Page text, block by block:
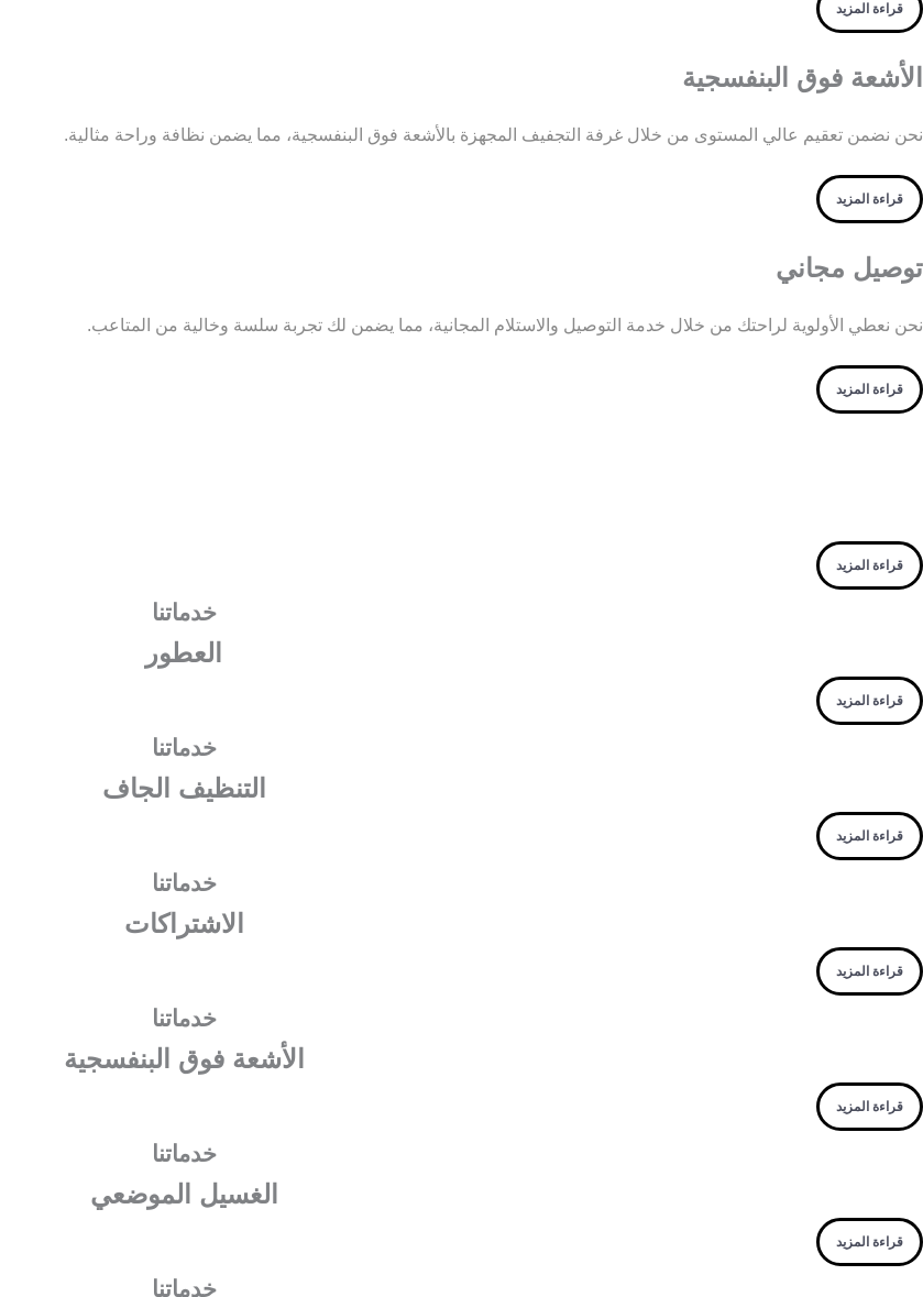
قراءة المزيد
الأشعة فوق البنفسجية
نحن نضمن تعقيم عالي المستوى من خلال غرفة التجفيف المجهزة بالأشعة فوق البنفسجية، مما يضمن نظافة وراحة مثالية.
قراءة المزيد
توصيل مجاني
نحن نعطي الأولوية لراحتك من خلال خدمة التوصيل والاستلام المجانية، مما يضمن لك تجربة سلسة وخالية من المتاعب.
قراءة المزيد
قراءة المزيد
خدماتنا
العطور
قراءة المزيد
خدماتنا
التنظيف الجاف
قراءة المزيد
خدماتنا
الاشتراكات
قراءة المزيد
خدماتنا
الأشعة فوق البنفسجية
قراءة المزيد
خدماتنا
الغسيل الموضعي
قراءة المزيد
خدماتنا